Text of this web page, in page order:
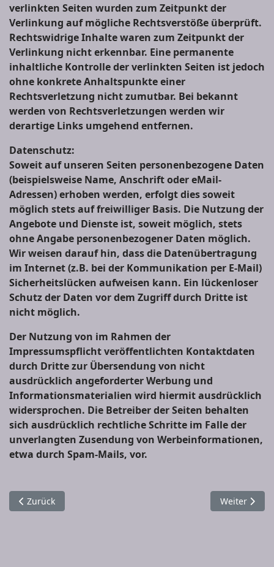
verlinkten Seiten wurden zum Zeitpunkt der
Verlinkung auf mögliche Rechtsverstöße überprüft.
Rechtswidrige Inhalte waren zum Zeitpunkt der
Verlinkung nicht erkennbar. Eine permanente
inhaltliche Kontrolle der verlinkten Seiten ist jedoch
ohne konkrete Anhaltspunkte einer
Rechtsverletzung nicht zumutbar. Bei bekannt
werden von Rechtsverletzungen werden wir
derartige Links umgehend entfernen.
Datenschutz:
Soweit auf unseren Seiten personenbezogene Daten
(beispielsweise Name, Anschrift oder eMail-
Adressen) erhoben werden, erfolgt dies soweit
möglich stets auf freiwilliger Basis. Die Nutzung der
Angebote und Dienste ist, soweit möglich, stets
ohne Angabe personenbezogener Daten möglich.
Wir weisen darauf hin, dass die Datenübertragung
im Internet (z.B. bei der Kommunikation per E-Mail)
Sicherheitslücken aufweisen kann. Ein lückenloser
Schutz der Daten vor dem Zugriff durch Dritte ist
nicht möglich.
Der Nutzung von im Rahmen der
Impressumspflicht veröffentlichten Kontaktdaten
durch Dritte zur Übersendung von nicht
ausdrücklich angeforderter Werbung und
Informationsmaterialien wird hiermit ausdrücklich
widersprochen. Die Betreiber der Seiten behalten
sich ausdrücklich rechtliche Schritte im Falle der
unverlangten Zusendung von Werbeinformationen,
etwa durch Spam-Mails, vor.
Vorheriger Beitrag: Datenschutz
Zurück Nächster
Weiter